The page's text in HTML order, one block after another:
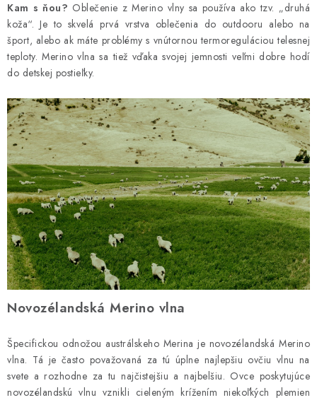
Kam s ňou? Oblečenie z Merino vlny sa používa ako tzv. „druhá
koža“. Je to skvelá prvá vrstva oblečenia do outdooru alebo na
šport, alebo ak máte problémy s vnútornou termoreguláciou telesnej
teploty. Merino vlna sa tiež vďaka svojej jemnosti veľmi dobre hodí
do detskej postieľky.
Novozélandská Merino vlna
Špecifickou odnožou austrálskeho Merina je novozélandská Merino
vlna. Tá je často považovaná za tú úplne najlepšiu ovčiu vlnu na
svete a rozhodne za tu najčistejšiu a najbelšiu. Ovce poskytujúce
novozélandskú vlnu vznikli cieleným krížením niekoľkých plemien